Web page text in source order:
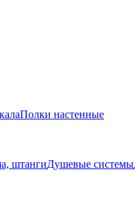
Полки настенные
штангиДушевые системы